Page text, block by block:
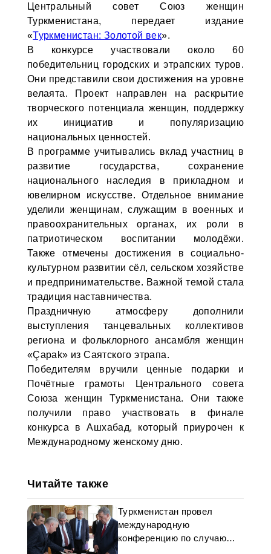
Центральный совет Союз женщин
Туркменистана, передает издание
«Туркменистан: Золотой век».
В конкурсе участвовали около 60
победительниц городских и этрапских туров.
Они представили свои достижения на уровне
велаята. Проект направлен на раскрытие
творческого потенциала женщин, поддержку
их инициатив и популяризацию
национальных ценностей.
В программе учитывались вклад участниц в
развитие государства, сохранение
национального наследия в прикладном и
ювелирном искусстве. Отдельное внимание
уделили женщинам, служащим в военных и
правоохранительных органах, их роли в
патриотическом воспитании молодёжи.
Также отмечены достижения в социально-
культурном развитии сёл, сельском хозяйстве
и предпринимательстве. Важной темой стала
традиция наставничества.
Праздничную атмосферу дополнили
выступления танцевальных коллективов
региона и фольклорного ансамбля женщин
«Çapak» из Саятского этрапа.
Победителям вручили ценные подарки и
Почётные грамоты Центрального совета
Союза женщин Туркменистана. Они также
получили право участвовать в финале
конкурса в Ашхабад, который приурочен к
Международному женскому дню.
Читайте также
Туркменистан провел
международную
конференцию по случаю
300-летнего юбилея